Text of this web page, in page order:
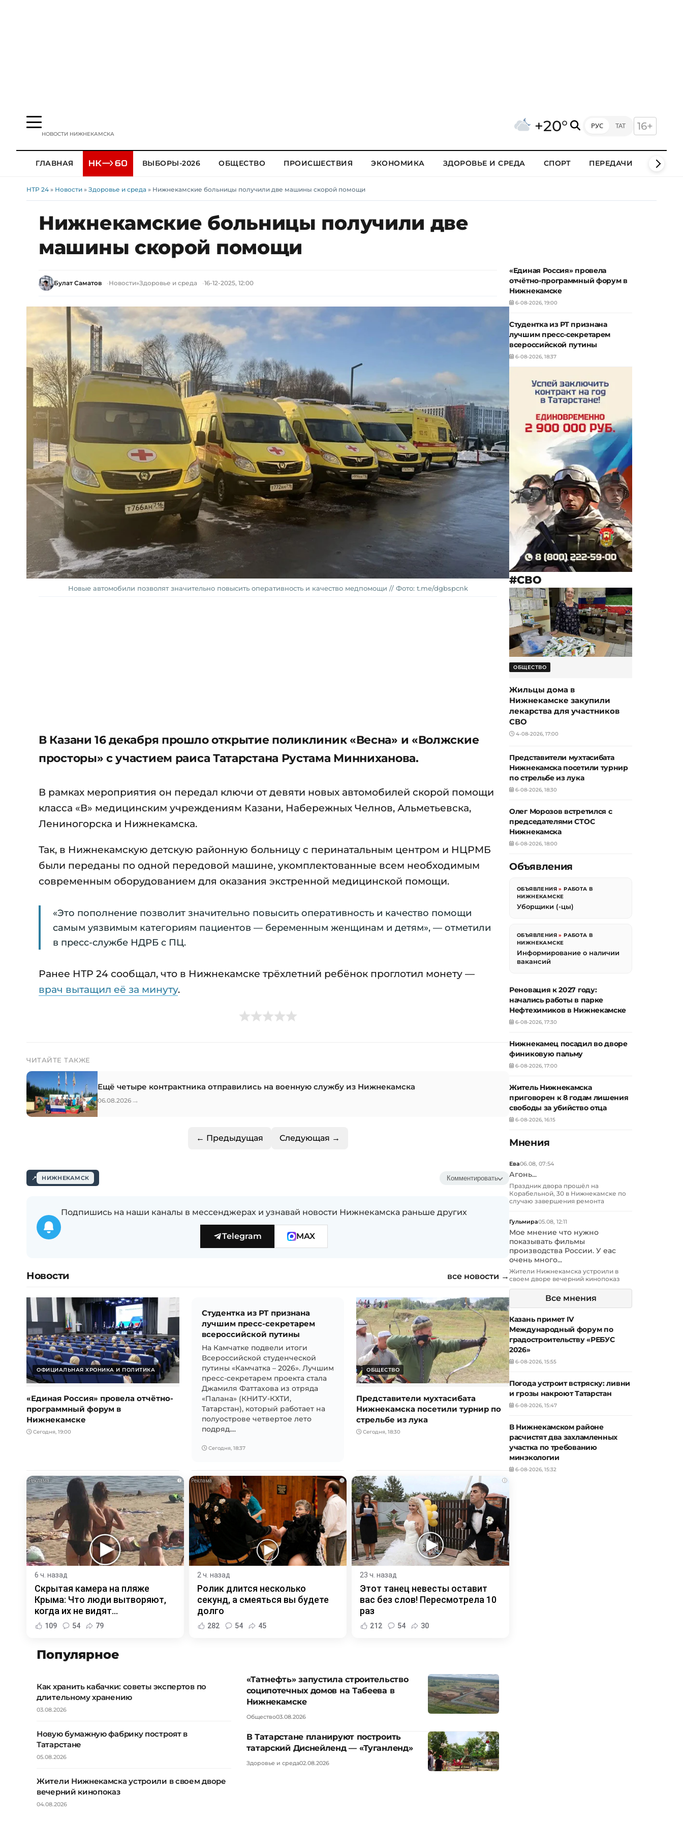
НОВОСТИ НИЖНЕКАМСКА +20° РУС ТАТ 16+
ГЛАВНАЯ ВЫБОРЫ-2026 ОБЩЕСТВО ПРОИСШЕСТВИЯ ЭКОНОМИКА ЗДОРОВЬЕ И СРЕДА СПОРТ ПЕРЕДАЧИ КЛИПЫ
НТР 24 » Новости » Здоровье и среда » Нижнекамские больницы получили две машины скорой помощи
Нижнекамские больницы получили две
машины скорой помощи
Булат Саматов Новости»Здоровье и среда 16-12-2025, 12:00
Новые автомобили позволят значительно повысить оперативность и качество медпомощи // Фото: t.me/dgbspcnk
В Казани 16 декабря прошло открытие поликлиник «Весна» и «Волжские
просторы» с участием раиса Татарстана Рустама Минниханова.
В рамках мероприятия он передал ключи от девяти новых автомобилей скорой помощи
класса «В» медицинским учреждениям Казани, Набережных Челнов, Альметьевска,
Лениногорска и Нижнекамска.
Так, в Нижнекамскую детскую районную больницу с перинатальным центром и НЦРМБ
были переданы по одной передовой машине, укомплектованные всем необходимым
современным оборудованием для оказания экстренной медицинской помощи.
«Это пополнение позволит значительно повысить оперативность и качество помощи
самым уязвимым категориям пациентов — беременным женщинам и детям», — отметили
в пресс-службе НДРБ с ПЦ.
Ранее НТР 24 сообщал, что в Нижнекамске трёхлетний ребёнок проглотил монету —
врач вытащил её за минуту.
ЧИТАЙТЕ ТАКЖЕ
Ещё четыре контрактника отправились на военную службу из Нижнекамска
06.08.2026 →
← Предыдущая Следующая →
НИЖНЕКАМСК Комментировать
Подпишись на наши каналы в мессенджерах и узнавай новости Нижнекамска раньше других
Telegram MAX
Новости все новости →
ОФИЦИАЛЬНАЯ ХРОНИКА И ПОЛИТИКА
«Единая Россия» провела отчётно-
программный форум в
Нижнекамске
Сегодня, 19:00
Студентка из РТ признана
лучшим пресс-секретарем
всероссийской путины
На Камчатке подвели итоги
Всероссийской студенческой
путины «Камчатка – 2026». Лучшим
пресс-секретарем проекта стала
Джамиля Фаттахова из отряда
«Палана» (КНИТУ-КХТИ,
Татарстан), который работает на
полуострове четвертое лето
подряд....
Сегодня, 18:37
ОБЩЕСТВО
Представители мухтасибата
Нижнекамска посетили турнир по
стрельбе из лука
Сегодня, 18:30
i
6 ч. назад
Скрытая камера на пляже
Крыма: Что люди вытворяют,
когда их не видят...
109 54 79
i
2 ч. назад
Ролик длится несколько
секунд, а смеяться вы будете
долго
282 54 45
i
23 ч. назад
Этот танец невесты оставит
вас без слов! Пересмотрела 10
раз
212 54 30
Популярное
Как хранить кабачки: советы экспертов по
длительному хранению
03.08.2026
Новую бумажную фабрику построят в
Татарстане
05.08.2026
Жители Нижнекамска устроили в своем дворе
вечерний кинопоказ
04.08.2026
«Татнефть» запустила строительство
соципотечных домов на Табеева в
Нижнекамске
Общество03.08.2026
В Татарстане планируют построить
татарский Диснейленд — «Туганленд»
Здоровье и среда02.08.2026
«Единая Россия» провела
отчётно-программный форум в
Нижнекамске
6-08-2026, 19:00
Студентка из РТ признана
лучшим пресс-секретарем
всероссийской путины
6-08-2026, 18:37
#СВО
ОБЩЕСТВО
Жильцы дома в
Нижнекамске закупили
лекарства для участников
СВО
4-08-2026, 17:00
Представители мухтасибата
Нижнекамска посетили турнир
по стрельбе из лука
6-08-2026, 18:30
Олег Морозов встретился с
председателями СТОС
Нижнекамска
6-08-2026, 18:00
Объявления
ОБЪЯВЛЕНИЯ »РАБОТА В
НИЖНЕКАМСКЕ
Уборщики (-цы)
ОБЪЯВЛЕНИЯ »РАБОТА В
НИЖНЕКАМСКЕ
Информирование о наличии
вакансий
Реновация к 2027 году:
начались работы в парке
Нефтехимиков в Нижнекамске
6-08-2026, 17:30
Нижнекамец посадил во дворе
финиковую пальму
6-08-2026, 17:00
Житель Нижнекамска
приговорен к 8 годам лишения
свободы за убийство отца
6-08-2026, 16:15
Мнения
Ева06.08, 07:54
Агонь...
Праздник двора прошёл на
Корабельной, 30 в Нижнекамске по
случаю завершения ремонта
Гульмира05.08, 12:11
Мое мнение что нужно
показывать фильмы
производства России. У еас
очень много...
Жители Нижнекамска устроили в
своем дворе вечерний кинопоказ
Все мнения
Казань примет IV
Международный форум по
градостроительству «РЕБУС
2026»
6-08-2026, 15:55
Погода устроит встряску: ливни
и грозы накроют Татарстан
6-08-2026, 15:47
В Нижнекамском районе
расчистят два захламленных
участка по требованию
минэкологии
6-08-2026, 15:32